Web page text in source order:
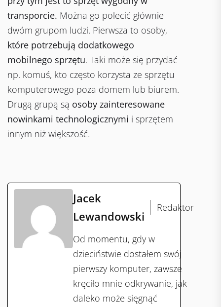
transporcie. Można go polecić głównie
dwóm grupom ludzi. Pierwsza to osoby,
które potrzebują dodatkowego
mobilnego sprzętu. Taki może się przydać
np. komuś, kto często korzysta ze sprzętu
komputerowego poza domem lub biurem.
Drugą grupą są osoby zainteresowane
nowinkami technologicznymi i sprzętem
innym niż większość.
Jacek
Lewandowski
Redaktor
Od momentu, gdy w
dzieciństwie dostałem swój
pierwszy komputer, zawsze
kręciło mnie odkrywanie, jak
daleko może sięgnąć